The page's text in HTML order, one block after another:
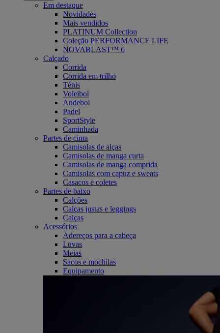
Em destaque
Novidades
Mais vendidos
PLATINUM Collection
Coleção PERFORMANCE LIFE
NOVABLAST™ 6
Calçado
Corrida
Corrida em trilho
Ténis
Voleibol
Andebol
Padel
SportStyle
Caminhada
Partes de cima
Camisolas de alças
Camisolas de manga curta
Camisolas de manga comprida
Camisolas com capuz e sweats
Casacos e coletes
Partes de baixo
Calções
Calças justas e leggings
Calças
Acessórios
Adereços para a cabeça
Luvas
Meias
Sacos e mochilas
Equipamento